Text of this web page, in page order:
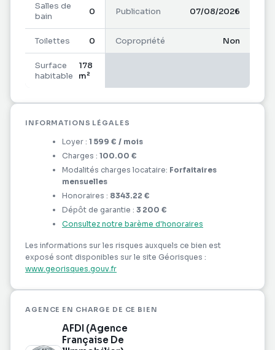
Surfaces disponibles :
78 m²
100 m²
178 m² (réunion des deux locaux, communicants par
une porte intérieure)
Conditions locatives :
Exemples de loyers mensuels HT (hors TVA) :
78 m² : 1 599 €
100 m² : 2 050 €
178 m² : 3 649 €
Un environnement professionnel attractif :
Le site accueille déjà plusieurs activités générant
une fréquentation régulière : kinésithérapeute,
centre de formation, restaurants, magasin de
pneumatiques et divers commerces et services.
Idéal pour :
Commerce
Showroom
Profession libérale
Profitez d'une implantation au sein d'un pôle
Salles de
bain
0 Publication 07/08/2026
Toilettes 0 Copropriété Non
Surface
habitable
178
m²
INFORMATIONS LÉGALES
Loyer : 1 599 € / mois
Charges : 100.00 €
Modalités charges locataire: Forfaitaires
mensuelles
Honoraires : 8343.22 €
Dépôt de garantie : 3 200 €
Consultez notre barème d'honoraires
Les informations sur les risques auxquels ce bien est
exposé sont disponibles sur le site Géorisques :
www.georisques.gouv.fr
AGENCE EN CHARGE DE CE BIEN
AFDI (Agence
Française De